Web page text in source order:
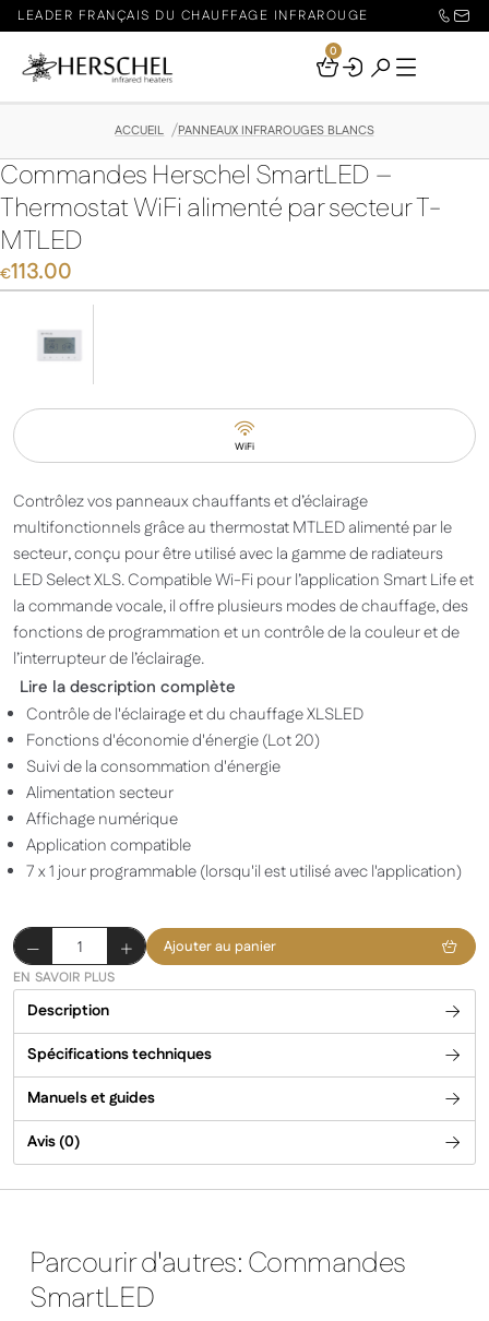
LEADER FRANÇAIS DU CHAUFFAGE INFRAROUGE
Your
0
ACCUEIL PANNEAUX INFRAROUGES BLANCS
Commandes Herschel SmartLED –
Thermostat WiFi alimenté par secteur T-
MTLED
€113.00
WiFi
Contrôlez vos panneaux chauffants et d’éclairage
multifonctionnels grâce au thermostat MTLED alimenté par le
secteur, conçu pour être utilisé avec la gamme de radiateurs
LED Select XLS. Compatible Wi-Fi pour l’application Smart Life et
la commande vocale, il offre plusieurs modes de chauffage, des
fonctions de programmation et un contrôle de la couleur et de
l’interrupteur de l’éclairage.
Lire la description complète
Contrôle de l'éclairage et du chauffage XLSLED
Fonctions d'économie d'énergie (Lot 20)
Suivi de la consommation d'énergie
Alimentation secteur
Affichage numérique
Application compatible
7 x 1 jour programmable (lorsqu'il est utilisé avec l'application)
quantité
de
Commandes
Herschel
SmartLED
-
Thermostat
WiFi
alimenté
MTLED
Ajouter au panier
EN SAVOIR PLUS
Description
Spécifications techniques
Manuels et guides
Avis (0)
Parcourir d'autres: Commandes
SmartLED